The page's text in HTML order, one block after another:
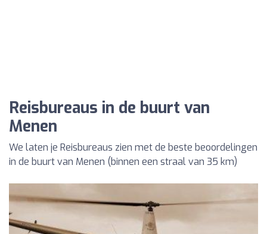
Reisbureaus in de buurt van
Menen
We laten je Reisbureaus zien met de beste beoordelingen
in de buurt van Menen (binnen een straal van 35 km)